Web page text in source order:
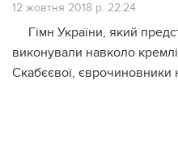
12 жовтня 2018 р. 22:24
Гімн України, який
виконували навколо
Скабєєвої,